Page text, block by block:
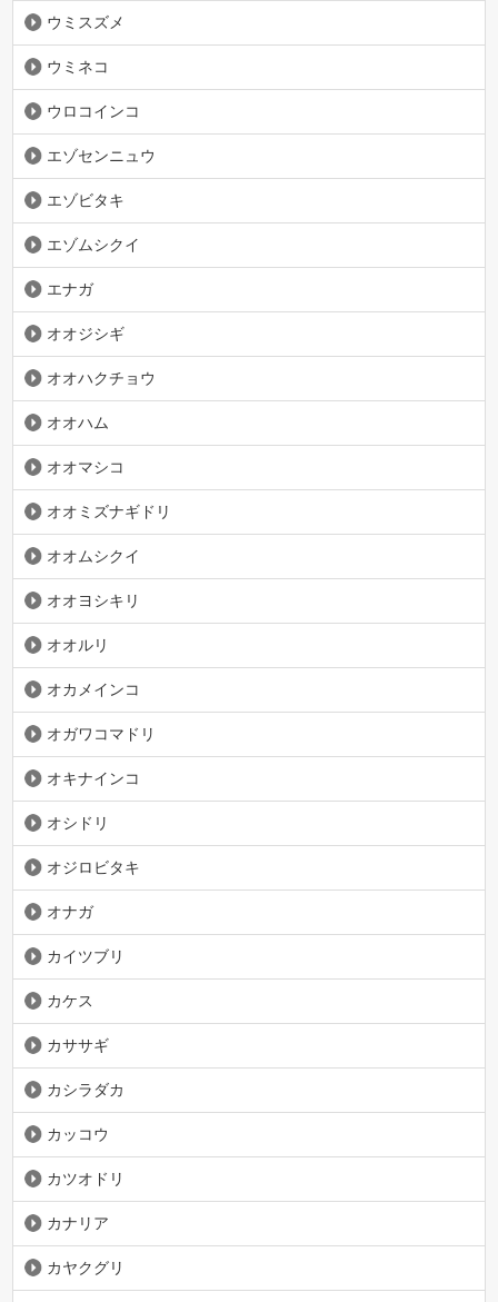
ウミスズメ
ウミネコ
ウロコインコ
エゾセンニュウ
エゾビタキ
エゾムシクイ
エナガ
オオジシギ
オオハクチョウ
オオハム
オオマシコ
オオミズナギドリ
オオムシクイ
オオヨシキリ
オオルリ
オカメインコ
オガワコマドリ
オキナインコ
オシドリ
オジロビタキ
オナガ
カイツブリ
カケス
カササギ
カシラダカ
カッコウ
カツオドリ
カナリア
カヤクグリ